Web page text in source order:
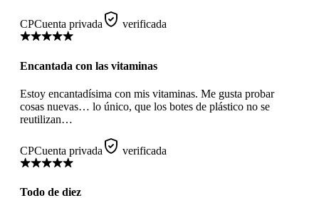
CPCuenta privada verificada
Encantada con las vitaminas
Estoy encantadísima con mis vitaminas. Me gusta probar
cosas nuevas… lo único, que los botes de plástico no se
reutilizan…
CPCuenta privada verificada
Todo de diez